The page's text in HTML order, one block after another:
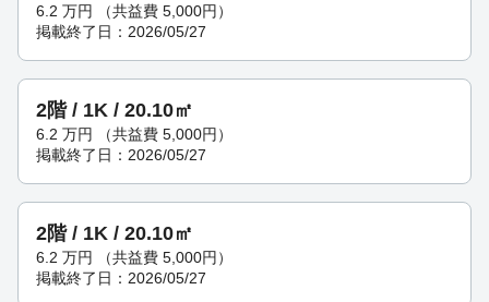
6.2 万円 （共益費 5,000円）
掲載終了日：2026/05/27
2階 / 1K / 20.10㎡
6.2 万円 （共益費 5,000円）
掲載終了日：2026/05/27
2階 / 1K / 20.10㎡
6.2 万円 （共益費 5,000円）
掲載終了日：2026/05/27